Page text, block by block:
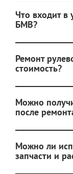
Что входит в
БМВ?
Ремонт
стоимость?
Можно
после
Можно ли
запчасти и